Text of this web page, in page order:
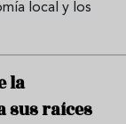
local y los
la
sus raíces